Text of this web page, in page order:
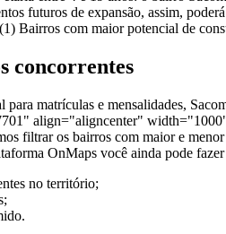
futuros de expansão, assim,
Bairros com maior potencial de
concorrentes
para matrículas e mensalidades,
align="aligncenter"
filtrar os bairros com maior e
OnMaps você ainda pode
no território;